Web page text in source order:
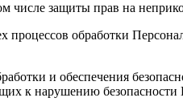
числе защиты прав на
процессов обработки
и обеспечения
к нарушению